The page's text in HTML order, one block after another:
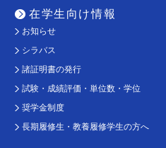
在学生向け情報
お知らせ
シラバス
諸証明書の発行
試験・成績評価・単位数・学位
奨学金制度
長期履修生・教養履修学生の方へ